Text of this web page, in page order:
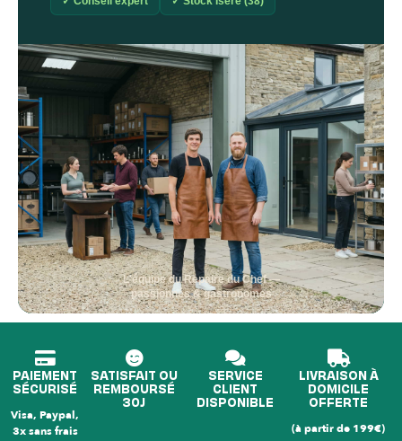
L'équipe du Repaire du Chef —
passionnés & gastronomes
PAIEMENT
SÉCURISÉ
Visa, Paypal,
3x sans frais
SATISFAIT OU
REMBOURSÉ
30J
SERVICE
CLIENT
DISPONIBLE
LIVRAISON À
DOMICILE
OFFERTE
(à partir de 199€)